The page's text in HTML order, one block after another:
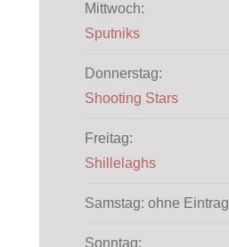
Mittwoch:
Sputniks
Donnerstag:
Shooting Stars
Freitag:
Shillelaghs
Samstag: ohne Eintrag
Sonntag: